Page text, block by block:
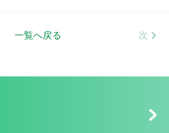
一覧へ戻る 次